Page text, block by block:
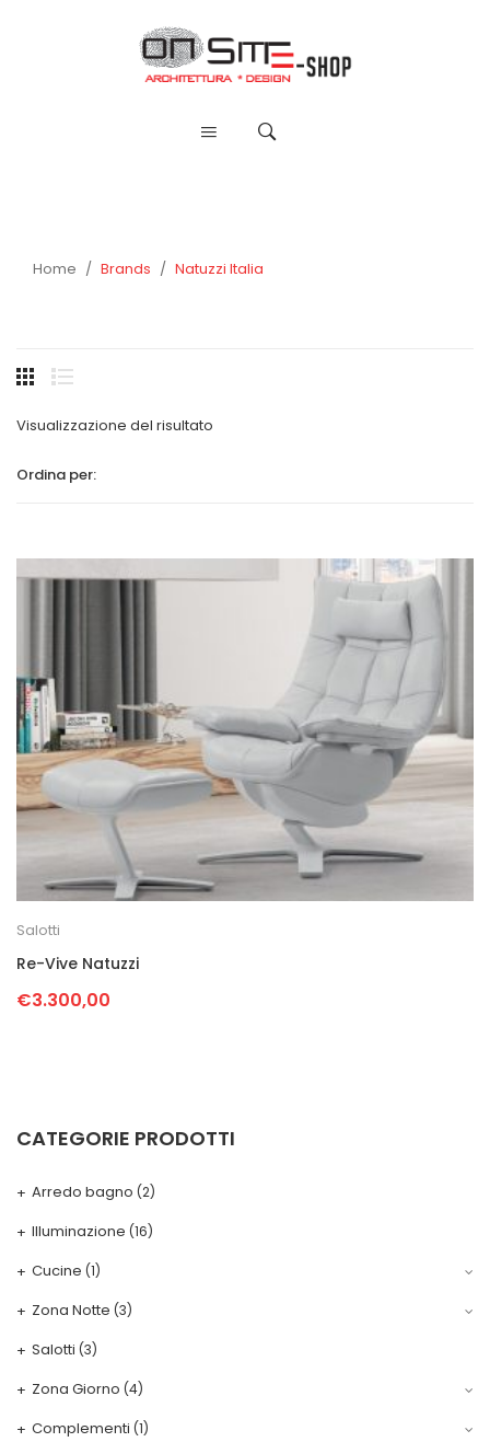
Home / Brands / Natuzzi Italia
Visualizzazione del risultato
Ordina per:
Salotti
Re-Vive Natuzzi
€3.300,00
CATEGORIE PRODOTTI
Arredo bagno (2)
Illuminazione (16)
Cucine (1)
Zona Notte (3)
Salotti (3)
Zona Giorno (4)
Complementi (1)